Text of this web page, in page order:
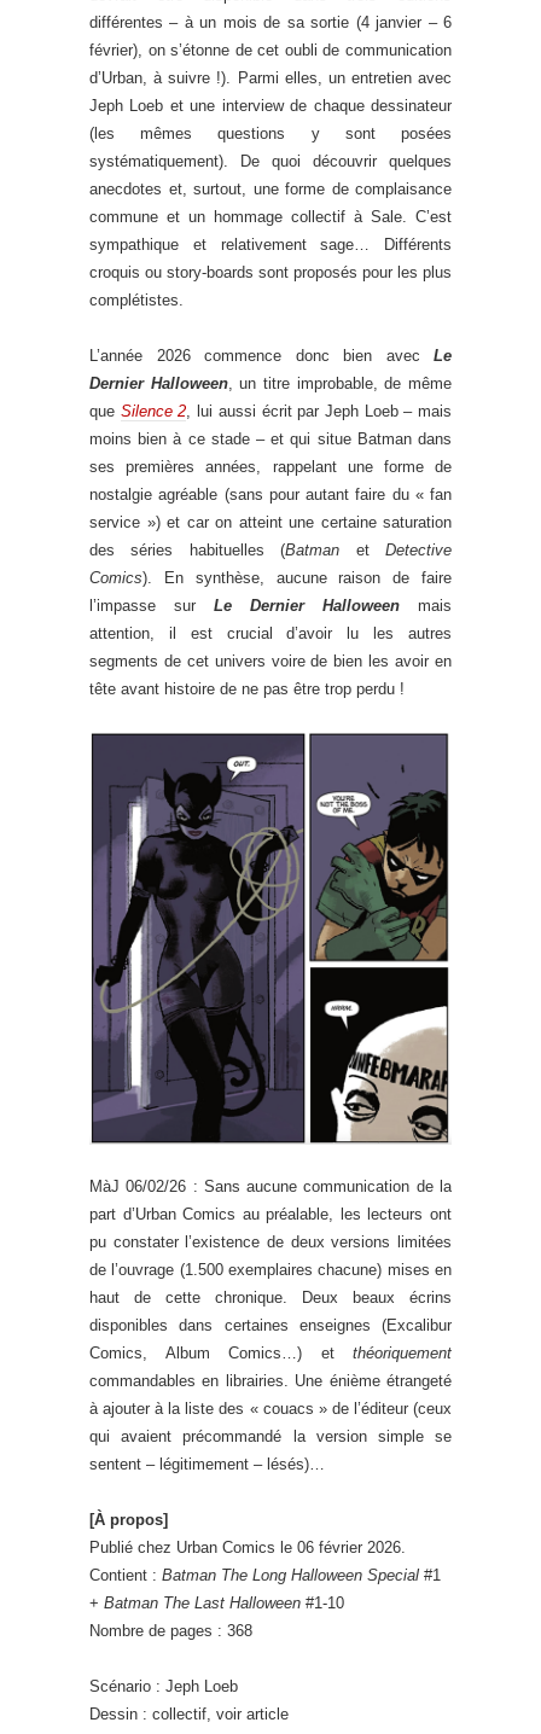
différentes – à un mois de sa sortie (4 janvier – 6
février), on s’étonne de cet oubli de communication
d’Urban, à suivre !). Parmi elles, un entretien avec
Jeph Loeb et une interview de chaque dessinateur
(les mêmes questions y sont posées
systématiquement). De quoi découvrir quelques
anecdotes et, surtout, une forme de complaisance
commune et un hommage collectif à Sale. C’est
sympathique et relativement sage… Différents
croquis ou story-boards sont proposés pour les plus
complétistes.
L’année 2026 commence donc bien avec Le
Dernier Halloween, un titre improbable, de même
que Silence 2, lui aussi écrit par Jeph Loeb – mais
moins bien à ce stade – et qui situe Batman dans
ses premières années, rappelant une forme de
nostalgie agréable (sans pour autant faire du « fan
service ») et car on atteint une certaine saturation
des séries habituelles (Batman etDetective
Comics). En synthèse, aucune raison de faire
l’impasse sur Le Dernier Halloween mais
attention, il est crucial d’avoir lu les autres
segments de cet univers voire de bien les avoir en
tête avant histoire de ne pas être trop perdu !
MàJ 06/02/26 : Sans aucune communication de la
part d’Urban Comics au préalable, les lecteurs ont
pu constater l’existence de deux versions limitées
de l’ouvrage (1.500 exemplaires chacune) mises en
haut de cette chronique. Deux beaux écrins
disponibles dans certaines enseignes (Excalibur
Comics, Album Comics…) et théoriquement
commandables en librairies. Une énième étrangeté
à ajouter à la liste des « couacs » de l’éditeur (ceux
qui avaient précommandé la version simple se
sentent – légitimement – lésés)…
[À propos]
Publié chez Urban Comics le 06 février 2026.
Contient : Batman The Long Halloween Special #1
+ Batman The Last Halloween #1-10
Nombre de pages : 368
Scénario : Jeph Loeb
Dessin : collectif, voir article